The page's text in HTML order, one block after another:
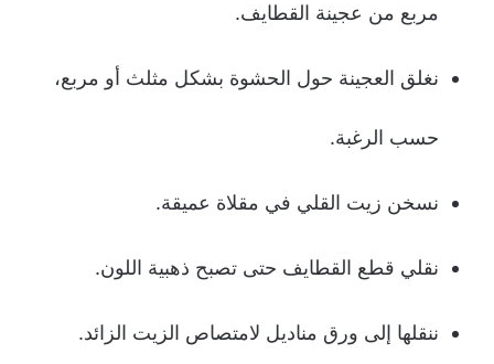
مربع من عجينة القطايف.
نغلق العجينة حول الحشوة بشكل مثلث أو مربع،
حسب الرغبة.
نسخن زيت القلي في مقلاة عميقة.
نقلي قطع القطايف حتى تصبح ذهبية اللون.
ننقلها إلى ورق مناديل لامتصاص الزيت الزائد.